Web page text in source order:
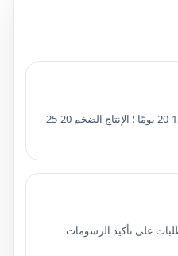
عرض الأسعار 1-2 أيام؛ التطوير 15-20 يومًا ؛ الإنتاج الضخم 20-25
العينة المرجعية المتطلبات على تأكيد الرسومات